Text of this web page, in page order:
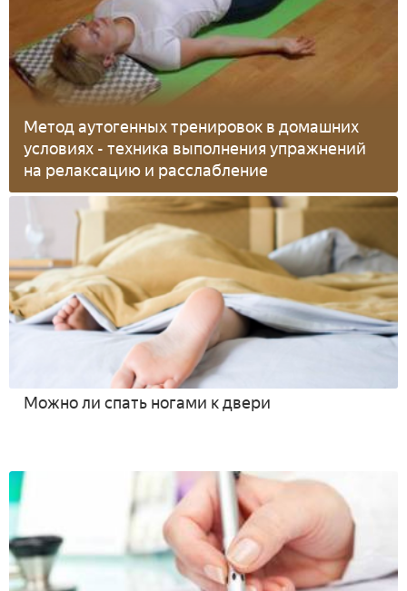
Метод аутогенных тренировок в домашних
условиях - техника выполнения упражнений
на релаксацию и расслабление
Можно ли спать ногами к двери